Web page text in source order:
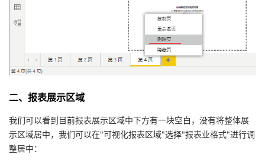
二、报表展示区域
我们可以看到目前报表展示区域中下方有一块空白，没有将整体展
示区域居中，我们可以在"可视化报表区域"选择"报表业格式"进行调
整居中：